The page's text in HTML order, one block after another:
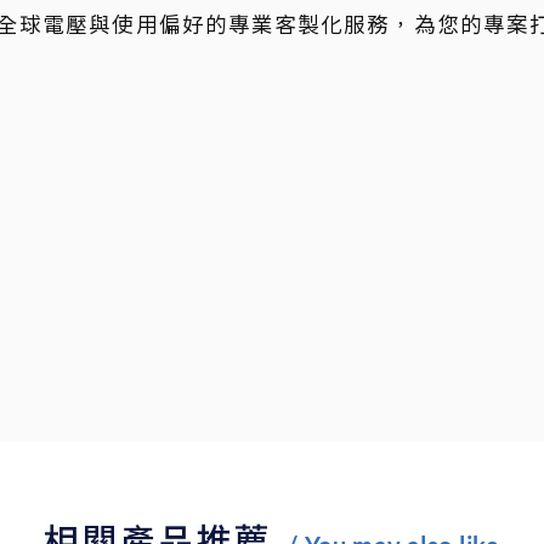
球電壓與使用偏好的專業客製化服務，為您的專案